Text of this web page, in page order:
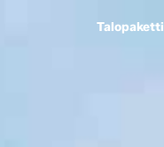
Talopaketti